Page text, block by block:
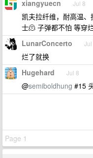
xiangyuecn Jul 8
凯夫拉纤维，耐高温
士🫠 子弹都不怕 等穿
LunarConcerto Jul
烂了就换
Hugehard Jul 8
@semiboldhung #15
Page 1